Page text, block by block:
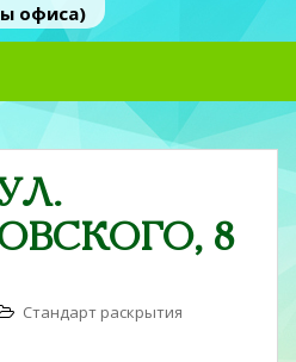
офиса)
8
Стандарт раскрытия